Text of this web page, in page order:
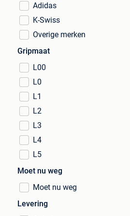
Adidas
K-Swiss
Overige merken
Gripmaat
L00
L0
L1
L2
L3
L4
L5
Moet nu weg
Moet nu weg
Levering